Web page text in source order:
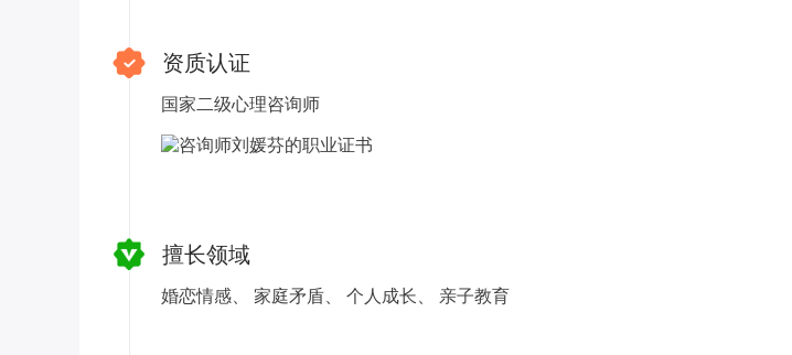
资质认证
国家二级心理咨询师
擅长领域
婚恋情感、 家庭矛盾、 个人成长、 亲子教育